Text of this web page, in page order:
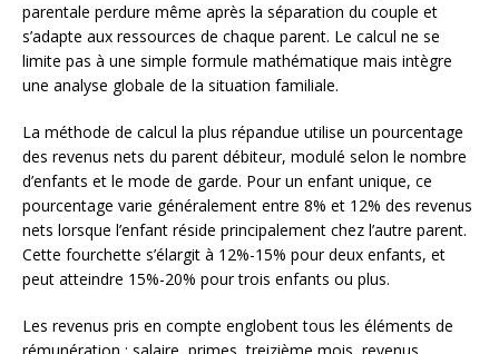
parentale perdure même après la séparation du couple et
s’adapte aux ressources de chaque parent. Le calcul ne se
limite pas à une simple formule mathématique mais intègre
une analyse globale de la situation familiale.
La méthode de calcul la plus répandue utilise un pourcentage
des revenus nets du parent débiteur, modulé selon le nombre
d’enfants et le mode de garde. Pour un enfant unique, ce
pourcentage varie généralement entre 8% et 12% des revenus
nets lorsque l’enfant réside principalement chez l’autre parent.
Cette fourchette s’élargit à 12%-15% pour deux enfants, et
peut atteindre 15%-20% pour trois enfants ou plus.
Les revenus pris en compte englobent tous les éléments de